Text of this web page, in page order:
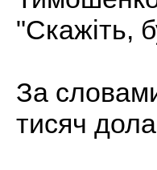
"Скажіть,
За
тисяч